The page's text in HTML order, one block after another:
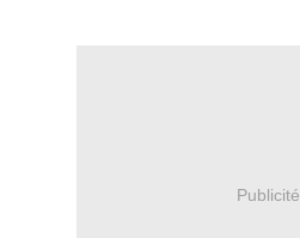
Publicité